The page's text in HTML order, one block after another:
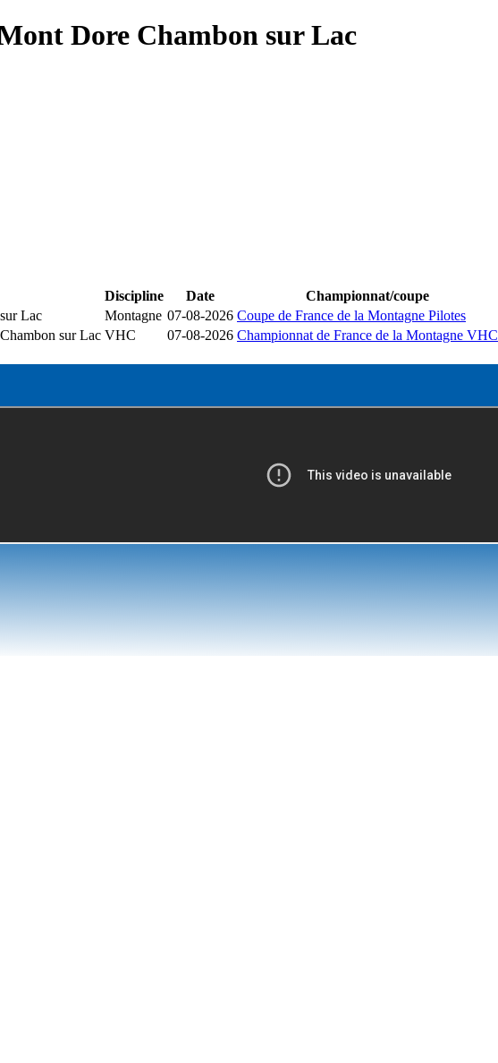
Dore Chambon sur Lac
Discipline Date
Championnat/coupe
Lac
Montagne 07-08-2026 Coupe de France de la Montagne Pilotes
sur Lac VHC 07-08-2026 Championnat de France de la Montagne VHC
conformément à la